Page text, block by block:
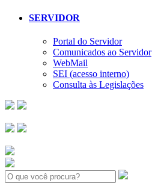
SERVIDOR
Portal do Servidor
Comunicados ao Servidor
WebMail
SEI (acesso interno)
Consulta às Legislações
Search: